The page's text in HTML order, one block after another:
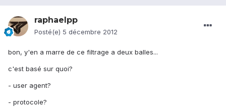
raphaelpp
Posté(e) 5 décembre 2012
bon, y'en a marre de ce filtrage a deux balles...
c'est basé sur quoi?
- user agent?
- protocole?